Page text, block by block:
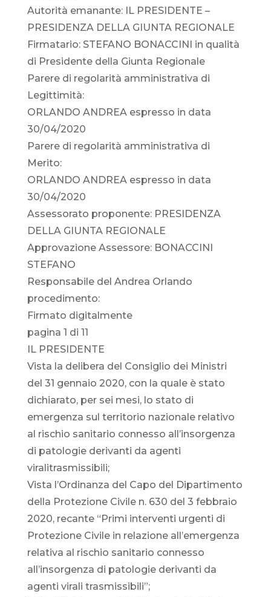
Autorità emanante: IL PRESIDENTE –
PRESIDENZA DELLA GIUNTA REGIONALE
Firmatario: STEFANO BONACCINI in qualità
di Presidente della Giunta Regionale
Parere di regolarità amministrativa di
Legittimità:
ORLANDO ANDREA espresso in data
30/04/2020
Parere di regolarità amministrativa di
Merito:
ORLANDO ANDREA espresso in data
30/04/2020
Assessorato proponente: PRESIDENZA
DELLA GIUNTA REGIONALE
Approvazione Assessore: BONACCINI
STEFANO
Responsabile del Andrea Orlando
procedimento:
Firmato digitalmente
pagina 1 di 11
IL PRESIDENTE
Vista la delibera del Consiglio dei Ministri
del 31 gennaio 2020, con la quale è stato
dichiarato, per sei mesi, lo stato di
emergenza sul territorio nazionale relativo
al rischio sanitario connesso all’insorgenza
di patologie derivanti da agenti
viralitrasmissibili;
Vista l’Ordinanza del Capo del Dipartimento
della Protezione Civile n. 630 del 3 febbraio
2020, recante “Primi interventi urgenti di
Protezione Civile in relazione all’emergenza
relativa al rischio sanitario connesso
all’insorgenza di patologie derivanti da
agenti virali trasmissibili”;